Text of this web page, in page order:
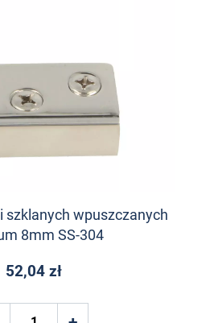
szklanych wpuszczanych
8mm SS-304
52,04 zł